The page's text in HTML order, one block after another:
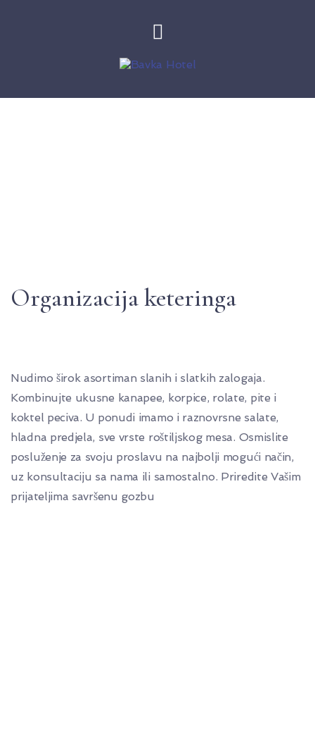
Organizacija keteringa
Nudimo širok asortiman slanih i slatkih zalogaja.
Kombinujte ukusne kanapee, korpice, rolate, pite i
koktel peciva. U ponudi imamo i raznovrsne salate,
hladna predjela, sve vrste roštiljskog mesa. Osmislite
posluženje za svoju proslavu na najbolji mogući način,
uz konsultaciju sa nama ili samostalno. Priredite Vašim
prijateljima savršenu gozbu